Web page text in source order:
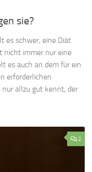
sie?
es schwer, eine Diät
nicht immer nur eine
es auch an dem für ein
erforderlichen
nur allzu gut kennt, der
2